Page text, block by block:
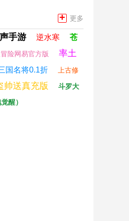
+ 更多
手游 逆水寒
苍
险网易官方版
率土
国名将0.1折 上古修
帅送真充版
斗罗大
醒）